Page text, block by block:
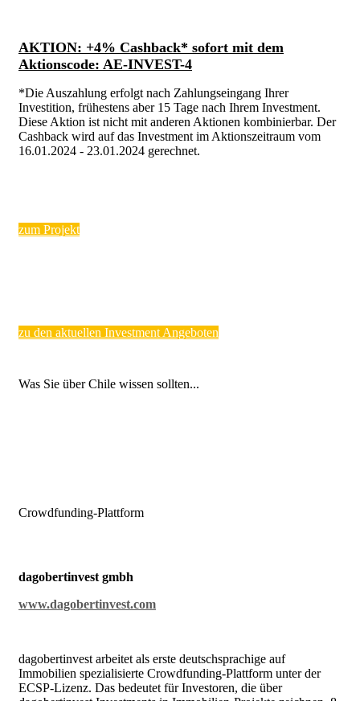
AKTION: +4% Cashback* sofort mit dem
Aktionscode: AE-INVEST-4
*Die Auszahlung erfolgt nach Zahlungseingang Ihrer
Investition, frühestens aber 15 Tage nach Ihrem Investment.
Diese Aktion ist nicht mit anderen Aktionen kombinierbar. Der
Cashback wird auf das Investment im Aktionszeitraum vom
16.01.2024 - 23.01.2024 gerechnet.
zum Projekt
zu den aktuellen Investment Angeboten
Was Sie über Chile wissen sollten...
Crowdfunding-Plattform
dagobertinvest gmbh
www.dagobertinvest.com
dagobertinvest arbeitet als erste deutschsprachige auf
Immobilien spezialisierte Crowdfunding-Plattform unter der
ECSP-Lizenz. Das bedeutet für Investoren, die über